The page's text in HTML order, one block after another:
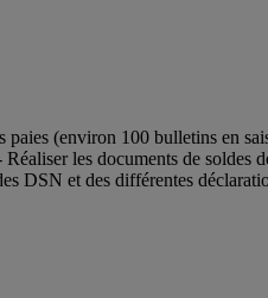
paies (environ 100 bulletins
les documents de soldes
DSN et des différentes